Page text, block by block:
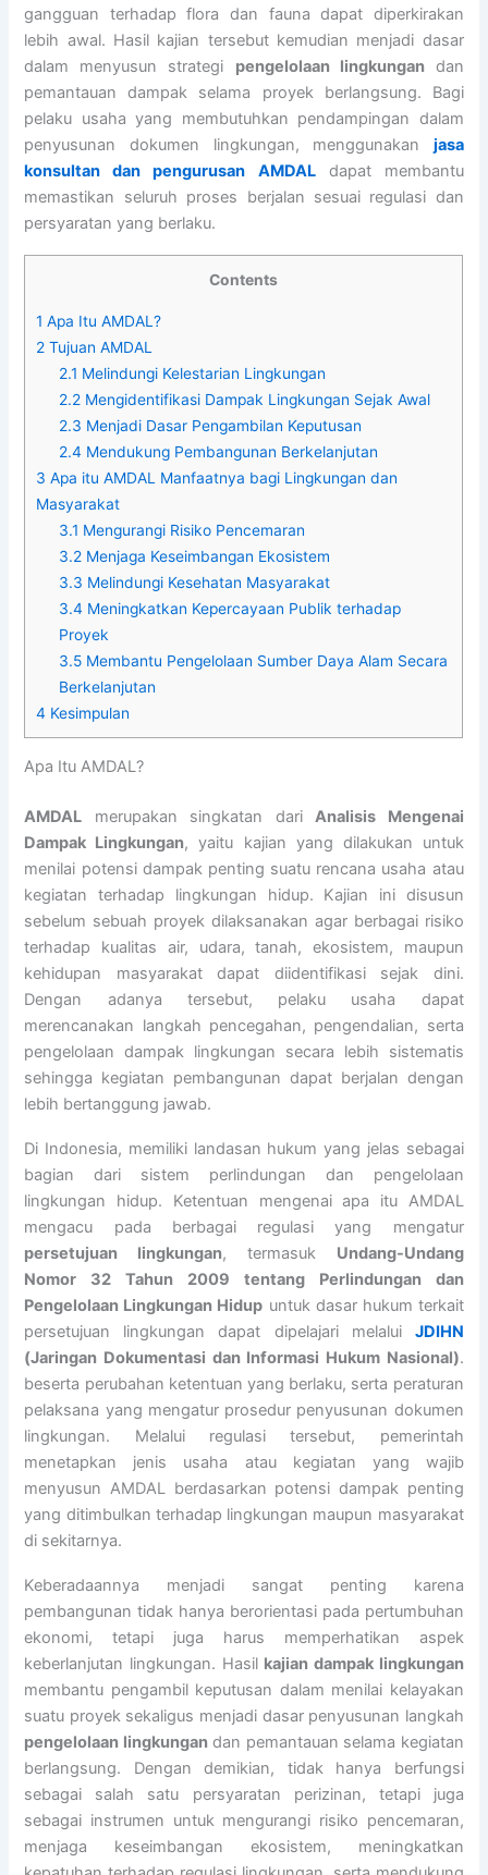
gangguan terhadap flora dan fauna dapat diperkirakan
lebih awal. Hasil kajian tersebut kemudian menjadi dasar
dalam menyusun strategi pengelolaan lingkungandan
pemantauan dampak selama proyek berlangsung. Bagi
pelaku usaha yang membutuhkan pendampingan dalam
penyusunan dokumen lingkungan, menggunakan jasa
konsultan dan pengurusan AMDALdapat membantu
memastikan seluruh proses berjalan sesuai regulasi dan
persyaratan yang berlaku.
Contents
1 Apa Itu AMDAL?
2 Tujuan AMDAL
2.1 Melindungi Kelestarian Lingkungan
2.2 Mengidentifikasi Dampak Lingkungan Sejak Awal
2.3 Menjadi Dasar Pengambilan Keputusan
2.4 Mendukung Pembangunan Berkelanjutan
3 Apa itu AMDAL Manfaatnya bagi Lingkungan dan
Masyarakat
3.1 Mengurangi Risiko Pencemaran
3.2 Menjaga Keseimbangan Ekosistem
3.3 Melindungi Kesehatan Masyarakat
3.4 Meningkatkan Kepercayaan Publik terhadap
Proyek
3.5 Membantu Pengelolaan Sumber Daya Alam Secara
Berkelanjutan
4 Kesimpulan
Apa Itu AMDAL?
AMDAL merupakan singkatan dariAnalisis Mengenai
Dampak Lingkungan, yaitu kajian yang dilakukan untuk
menilai potensi dampak penting suatu rencana usaha atau
kegiatan terhadap lingkungan hidup. Kajian ini disusun
sebelum sebuah proyek dilaksanakan agar berbagai risiko
terhadap kualitas air, udara, tanah, ekosistem, maupun
kehidupan masyarakat dapat diidentifikasi sejak dini.
Dengan adanya tersebut, pelaku usaha dapat
merencanakan langkah pencegahan, pengendalian, serta
pengelolaan dampak lingkungan secara lebih sistematis
sehingga kegiatan pembangunan dapat berjalan dengan
lebih bertanggung jawab.
Di Indonesia, memiliki landasan hukum yang jelas sebagai
bagian dari sistem perlindungan dan pengelolaan
lingkungan hidup. Ketentuan mengenai apa itu AMDAL
mengacu pada berbagai regulasi yang mengatur
persetujuan lingkungan, termasuk Undang-Undang
Nomor 32 Tahun 2009 tentang Perlindungan dan
Pengelolaan Lingkungan Hidup untuk dasar hukum terkait
persetujuan lingkungan dapat dipelajari melalui JDIHN
(Jaringan Dokumentasi dan Informasi Hukum Nasional).
beserta perubahan ketentuan yang berlaku, serta peraturan
pelaksana yang mengatur prosedur penyusunan dokumen
lingkungan. Melalui regulasi tersebut, pemerintah
menetapkan jenis usaha atau kegiatan yang wajib
menyusun AMDAL berdasarkan potensi dampak penting
yang ditimbulkan terhadap lingkungan maupun masyarakat
di sekitarnya.
Keberadaannya menjadi sangat penting karena
pembangunan tidak hanya berorientasi pada pertumbuhan
ekonomi, tetapi juga harus memperhatikan aspek
keberlanjutan lingkungan. Hasil kajian dampak lingkungan
membantu pengambil keputusan dalam menilai kelayakan
suatu proyek sekaligus menjadi dasar penyusunan langkah
pengelolaan lingkungandan pemantauan selama kegiatan
berlangsung. Dengan demikian, tidak hanya berfungsi
sebagai salah satu persyaratan perizinan, tetapi juga
sebagai instrumen untuk mengurangi risiko pencemaran,
menjaga keseimbangan ekosistem, meningkatkan